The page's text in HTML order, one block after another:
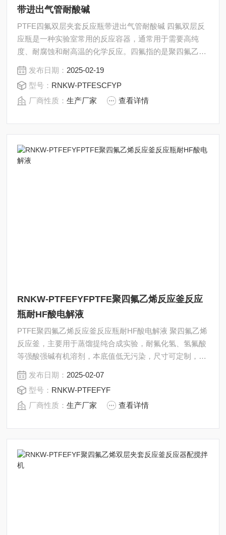
带进出气管耐酸碱
PTFE四氟双层夹套反应瓶带进出气管耐酸碱 四氟双层反
应瓶是一种实验室常用的反应容器，通常用于需要高纯
度、耐腐蚀和耐高温的化学反应。四氟指的是聚四氟乙烯
（PTFE），这种材料具有优异的化学稳定性和耐高温性
能，因此四氟双层反应瓶特别适用于处理强酸、强碱和有
机溶剂等腐蚀性物质。
发布日期： 2025-02-19
型号： RNKW-PTFESCFYP
厂商性质：生产厂家 查看详情
RNKW-PTFEFYFPTFE聚四氟乙烯反应釜反应
瓶耐HF酸电解液
PTFE聚四氟乙烯反应釜反应瓶耐HF酸电解液 聚四氟乙烯
反应釜，主要用于蒸馏提纯合成实验，耐氟化氢、氢氟酸
等强酸强碱有机溶剂，本底值低无污染，尺寸可定制，也
可以做成双层反应釜，根据需求增加接头，下口阀等配
件，耐受一定压力。
发布日期： 2025-02-07
型号： RNKW-PTFEFYF
厂商性质：生产厂家 查看详情